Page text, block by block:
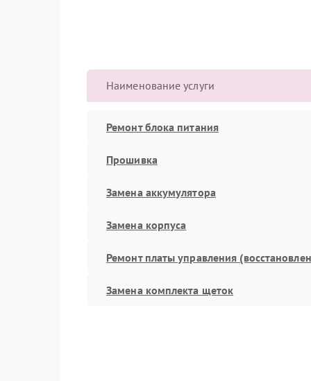
Наименование услуги
Ремонт блока питания
Прошивка
Замена аккумулятора
Замена корпуса
Ремонт платы управления
Замена комплекта щеток